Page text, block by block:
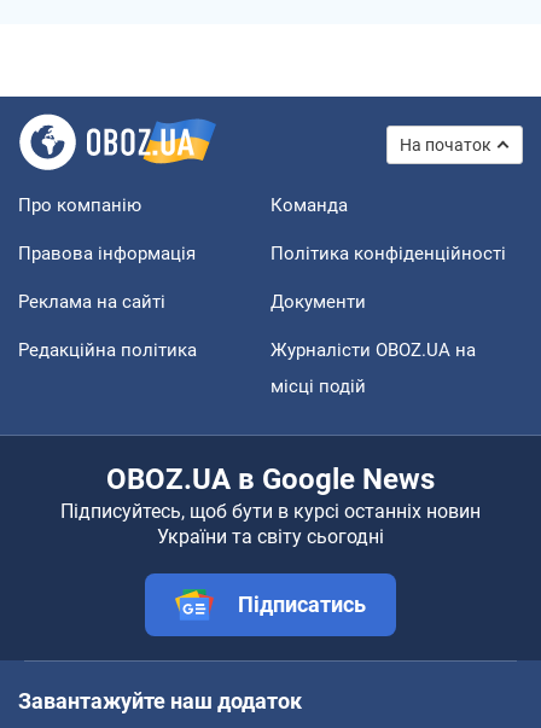
На початок
Про компанію Команда
Правова інформація Політика конфіденційності
Реклама на сайті Документи
Редакційна політика
Журналісти OBOZ.UA на
місці подій
OBOZ.UA в Google News
Підписуйтесь, щоб бути в курсі останніх новин
України та світу сьогодні
Підписатись
Завантажуйте наш додаток